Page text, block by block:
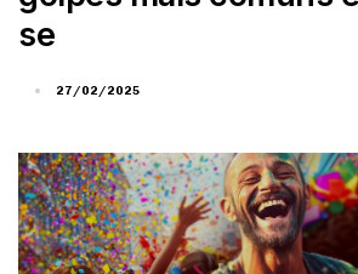
se
27/02/2025